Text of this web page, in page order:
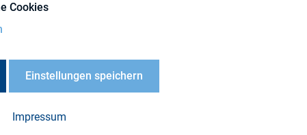
werden die Ergebnisse der ersten umfassenden
dargestellt. Die Studie wurde erstellt
Cookies
Einstellungen speichern
Impressum